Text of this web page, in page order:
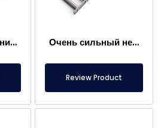
Решетчатый магнит 300×400 мм, притягивающий металлы в пищевых продуктах Очень сильный неодимовый решетчатый магнит 1000×300 мм
Review Product